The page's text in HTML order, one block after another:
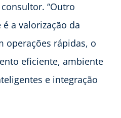
“Outro
a valorização da
operações rápidas, o
eficiente, ambiente
e integração